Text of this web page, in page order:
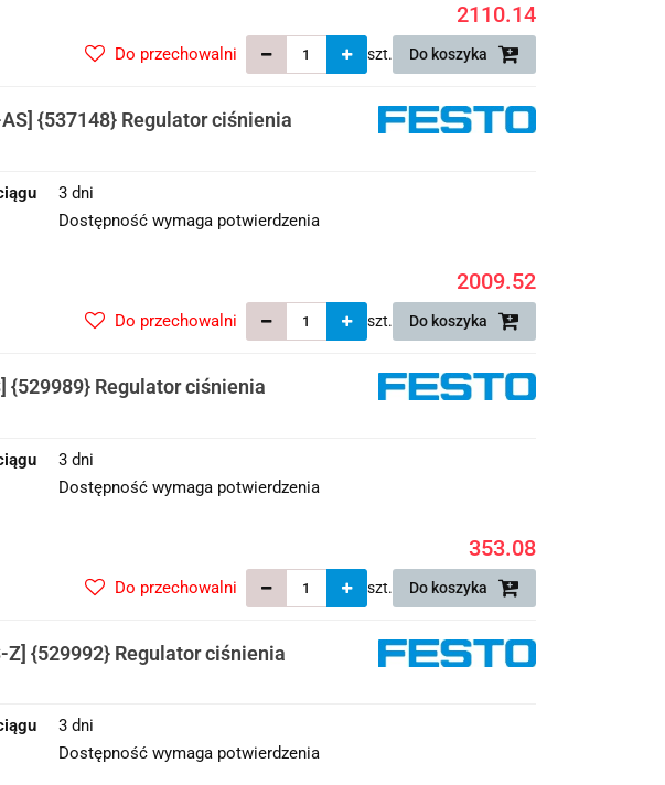
2110.14
szt. Do koszyka
Do przechowalni
{537148} Regulator ciśnienia
3 dni
Dostępność wymaga potwierdzenia
2009.52
szt. Do koszyka
Do przechowalni
{529989} Regulator ciśnienia
3 dni
Dostępność wymaga potwierdzenia
353.08
szt. Do koszyka
Do przechowalni
Z] {529992} Regulator ciśnienia
3 dni
Dostępność wymaga potwierdzenia